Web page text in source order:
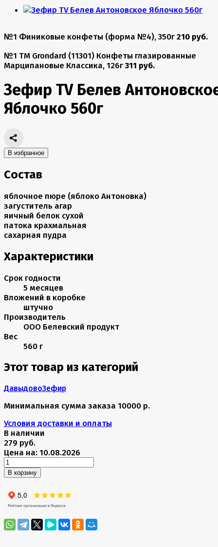
№1 Финиковые конфеты (форма №4), 350г 210 руб.
№1 TM Grondard (11301) Конфеты глазированные
Марципановые Классика, 126г311 руб.
Зефир TV Белев
Яблочко 560г
В избранное
Состав
яблочное пюре (яблоко Антоновка)
загуститель агар
яичный белок сухой
патока крахмальная
сахарная пудра
Характеристики
Срок годности
5 месяцев
Вложений в коробке
штучно
Производитель
ООО Белевский продукт
Вес
560 г
Этот товар из категорий
ДавыдовоЗефир
Минимальная сумма заказа 10000 р.
Условия доставки и оплаты
В наличии
279 руб.
Цена на: 10.08.2026
В корзину